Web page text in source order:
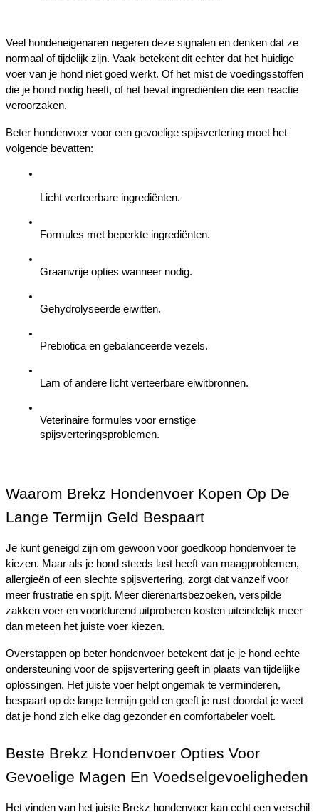
Veel hondeneigenaren negeren deze signalen en denken dat ze
normaal of tijdelijk zijn. Vaak betekent dit echter dat het huidige
voer van je hond niet goed werkt. Of het mist de voedingsstoffen
die je hond nodig heeft, of het bevat ingrediënten die een reactie
veroorzaken.
Beter hondenvoer voor een gevoelige spijsvertering moet het
volgende bevatten:
Licht verteerbare ingrediënten.
Formules met beperkte ingrediënten.
Graanvrije opties wanneer nodig.
Gehydrolyseerde eiwitten.
Prebiotica en gebalanceerde vezels.
Lam of andere licht verteerbare eiwitbronnen.
Veterinaire formules voor ernstige
spijsverteringsproblemen.
Waarom Brekz Hondenvoer Kopen Op De
Lange Termijn Geld Bespaart
Je kunt geneigd zijn om gewoon voor goedkoop hondenvoer te
kiezen. Maar als je hond steeds last heeft van maagproblemen,
allergieën of een slechte spijsvertering, zorgt dat vanzelf voor
meer frustratie en spijt. Meer dierenartsbezoeken, verspilde
zakken voer en voortdurend uitproberen kosten uiteindelijk meer
dan meteen het juiste voer kiezen.
Overstappen op beter hondenvoer betekent dat je je hond echte
ondersteuning voor de spijsvertering geeft in plaats van tijdelijke
oplossingen. Het juiste voer helpt ongemak te verminderen,
bespaart op de lange termijn geld en geeft je rust doordat je weet
dat je hond zich elke dag gezonder en comfortabeler voelt.
Beste Brekz Hondenvoer Opties Voor
Gevoelige Magen En Voedselgevoeligheden
Het vinden van het juiste Brekz hondenvoer kan echt een verschil